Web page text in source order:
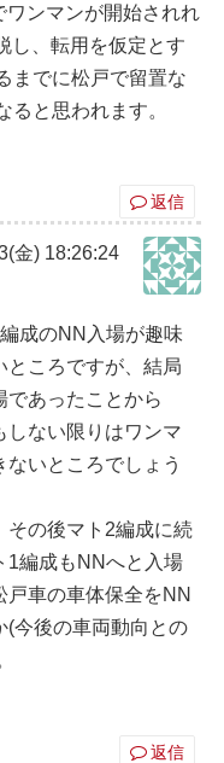
ンマンが開始されれ
し、転用を仮定とす
までに松戸で留置な
ると思われます。
返信
金) 18:26:24
成のNN入場が趣味
ところですが、結局
であったことから
しない限りはワンマ
いところでしょう
その後マト2編成に続
1編成もNNへと入場
戸車の車体保全をNN
(今後の車両動向との
返信